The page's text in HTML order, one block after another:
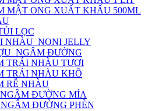
MẬT ONG XUẤT KHẨU 500ML
LỌC
NHÀU_NONI JELLY
ĐƯỜNG
TRÁI NHÀU TƯƠI
TRÁI NHÀU KHÔ
RỄ NHÀU
ĐƯỜNG MÍA
ĐƯỜNG PHÈN